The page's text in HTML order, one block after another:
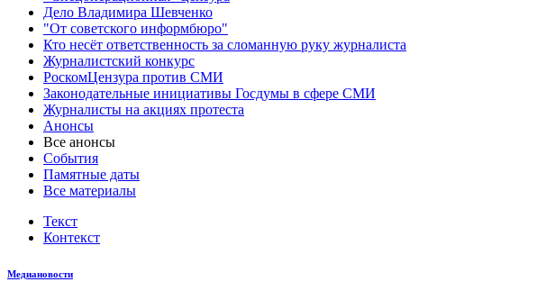
Дело Владимира Шевченко
"От советского информбюро"
Кто несёт ответственность за сломанную руку журналиста
Журналистский конкурс
РоскомЦензура против СМИ
Законодательные инициативы Госдумы в сфере СМИ
Журналисты на акциях протеста
Анонсы
Все анонсы
События
Памятные даты
Все материалы
Текст
Контекст
Медиановости